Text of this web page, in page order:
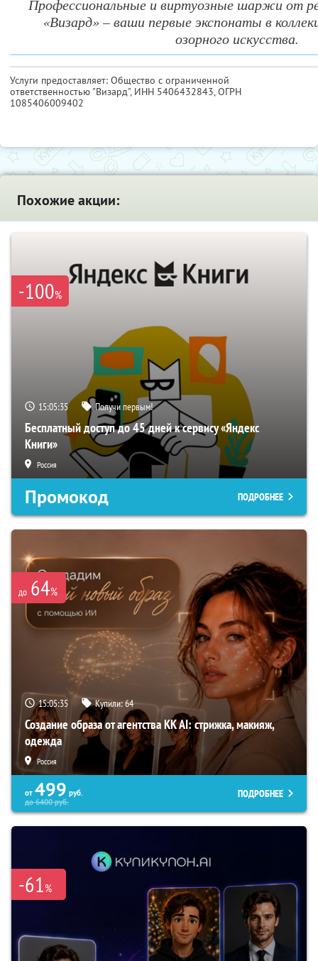
Профессиональные и виртуозные шаржи от
«Визард» – ваши первые экспонаты в
озорного искусства.
Услуги предоставляет: Общество с ограниченной
ответственностью "Визард", ИНН 5406432843, ОГРН
1085406009402
Похожие акции:
-100%
15:05:34 Получи первым!
Бесплатный доступ до 45 дней к сервису «Яндекс
Книги»
Россия
Промокод ПОДРОБНЕЕ
до 64%
15:05:34 Купили:64
Создание образа от агентства KK AI: стрижка, макияж,
одежда
Россия
от 499 руб.
до6400руб.
ПОДРОБНЕЕ
-61%